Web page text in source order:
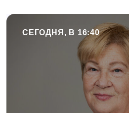
СЕГОДНЯ, В 16:40